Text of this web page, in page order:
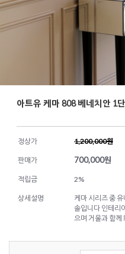
아트유 케마 808 베네치안 1
정상가 1,200,000원
판매가 700,000원
적립금 2%
상세설명
케마 시리즈 중
솔입니다 인테리
으며 거울과 함께